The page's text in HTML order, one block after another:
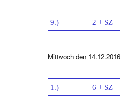
9.) 2 + SZ
Mittwoch den 14.12.2016
1.) 6 + SZ